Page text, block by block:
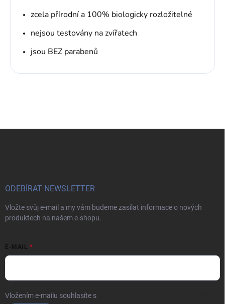
zcela přírodní a 100% biologicky rozložitelné
nejsou testovány na zvířatech
jsou BEZ parabenů
ODEBÍRAT NEWSLETTER
Vložte svůj e-mail a my vám budeme zasílat informace o nových
produktech na našem e-shopu.
E-MAIL
Vložením e-mailu souhlasíte s